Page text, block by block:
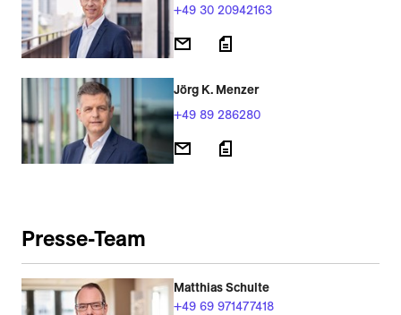
+49 30 20942163
Jörg K. Menzer
+49 89 286280
Presse-Team
Matthias Schulte
+49 69 971477418